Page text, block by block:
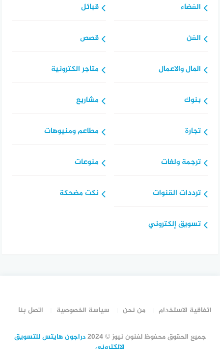
الفضاء
الفن
المال والاعمال
بنوك
تجارة
ترجمة ولغات
ترددات القنوات
تسويق إلكتروني
قبائل
قصص
متاجر الكترونية
مشاريع
مطاعم ومنيوهات
منوعات
نكت مضحكة
اتفاقية الاستخدام من نحن سياسة الخصوصية اتصل بنا
جميع الحقوق محفوظ لفنون نيوز © 2024
دراجون هايتس للتسويق